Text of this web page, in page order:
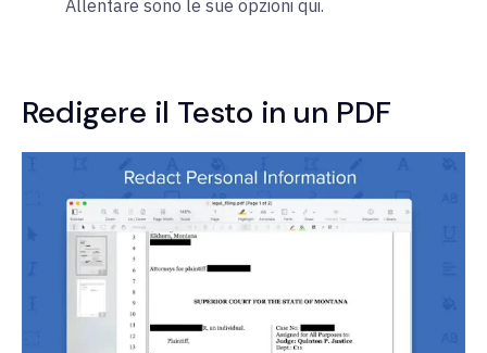
Allentare sono le sue opzioni qui.
Redigere il Testo in un PDF